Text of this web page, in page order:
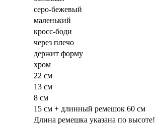
серо-бежевый
маленький
кросс-боди
через плечо
держит форму
хром
22 см
13 см
8 см
15 см + длинный ремешок 60 см
Длина ремешка указана по высоте!